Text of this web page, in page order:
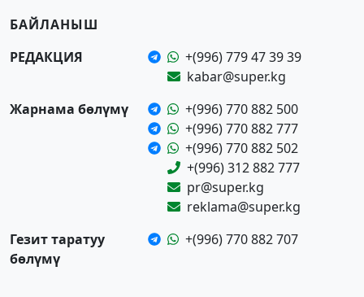
БАЙЛАНЫШ
РЕДАКЦИЯ
+(996) 779 47 39 39
kabar@super.kg
Жарнама бөлүмү
+(996) 770 882 500
+(996) 770 882 777
+(996) 770 882 502
+(996) 312 882 777
pr@super.kg
reklama@super.kg
Гезит таратуу
бөлүмү
+(996) 770 882 707